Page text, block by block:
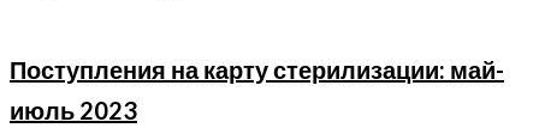
Рубрика:
Поступления
на
Поступления на карту стерилизации: май-
июль 2023